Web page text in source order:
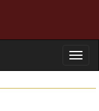
Toggle